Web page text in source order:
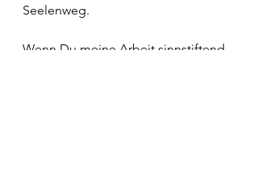
Seelenweg.
Wenn Du meine Arbeit sinnstiftend